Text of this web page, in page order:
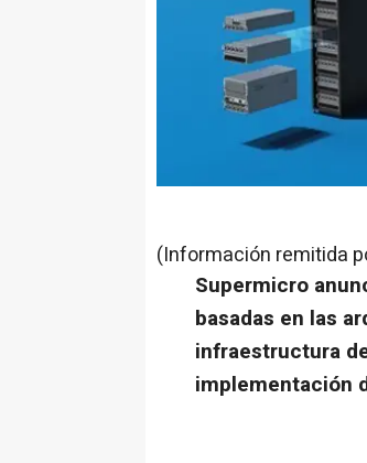
(Información remitida
Supermicro
basadas en las
infraestructura
implementación